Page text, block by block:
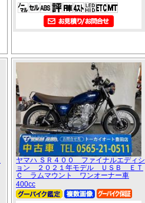
ヤマハ ＳＲ４００ ファイナルエディシ
ョン ２０２１年モデル ＵＳＢ ＥＴ
Ｃ ラムマウント ワンオーナー車
400cc